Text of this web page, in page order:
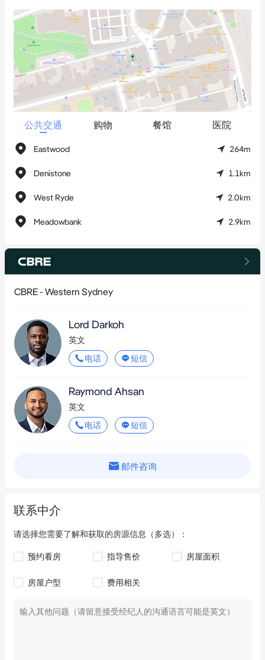
事务所和美容诊所
- 收入来源稳定多元，现有长期租约年净收入约623,313澳元，且
有固定年度增长
- 占地面积达962平方米*，Rowe St临街面宽21米*，后巷通过
Hillview Lane进出
- 优越的规划控制，区划为MU1-混合用途，高度限制为15.5米
地带
- 距Eastwood火车站仅350米*，公共交通便利，周边有充足公共
- 对面是Eastwood购物中心，根据Eastwood镇中心总体规划即将
重建
卖方式出售。
如需了解更多信息或访问尽职调查资料，请联系CBRE独家销售团
*约数
公共交通 购物 餐馆 医院
Eastwood 264m
Denistone 1.1km
West Ryde 2.0km
Meadowbank 2.9km
CBRE - Western Sydney
Lord Darkoh
英文
电话
短信
Raymond Ahsan
英文
电话
短信
邮件咨询
联系中介
请选择您需要了解和获取的房源信息（多选）：
预约看房 指导售价 房屋面积
房屋户型 费用相关